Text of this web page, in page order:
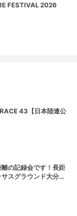
FESTIVAL 2026
43【日本陸連公
の記録会です！長距
スグラウンド大分…